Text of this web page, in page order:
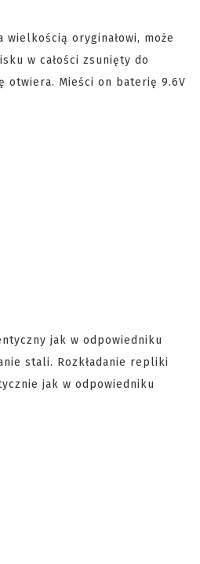
wielkością oryginałowi, może
w całości zsunięty do
otwiera. Mieści on baterię 9.6V
jak w odpowiedniku
stali. Rozkładanie repliki
jak w odpowiedniku